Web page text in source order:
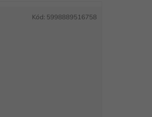
Kód: 5998889516758